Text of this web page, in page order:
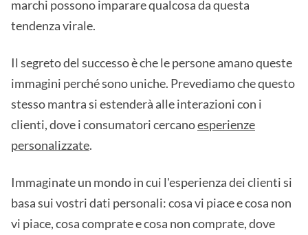
marchi possono imparare qualcosa da questa
tendenza virale.
Il segreto del successo è che le persone amano queste
immagini perché sono uniche. Prevediamo che questo
stesso mantra si estenderà alle interazioni con i
clienti, dove i consumatori cercanoesperienze
personalizzate.
Immaginate un mondo in cui l'esperienza dei clienti si
basa sui vostri dati personali: cosa vi piace e cosa non
vi piace, cosa comprate e cosa non comprate, dove